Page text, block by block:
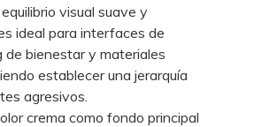
visual suave y
ideal para interfaces de
de bienestar y materiales
establecer una jerarquía
agresivos.
crema como fondo principal